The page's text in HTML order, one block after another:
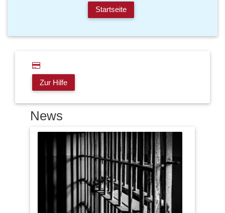
Startseite
Zur Hilfe
News